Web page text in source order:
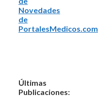
Novedades
de
PortalesMedicos.com
Últimas
Publicaciones: